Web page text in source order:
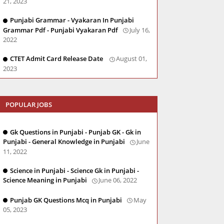
Punjabi Grammar - Vyakaran In Punjabi
Grammar Pdf - Punjabi Vyakaran Pdf
July 16,
2022
CTET Admit Card Release Date
August 01,
2023
POPULAR JOBS
Gk Questions in Punjabi - Punjab GK - Gk in
Punjabi - General Knowledge in Punjabi
June
11, 2022
Science in Punjabi - Science Gk in Punjabi -
Science Meaning in Punjabi
June 06, 2022
Punjab GK Questions Mcq in Punjabi
May
05, 2023